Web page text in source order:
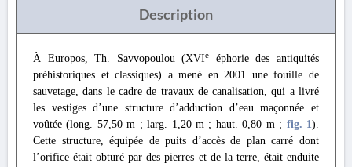
Description
À Europos, Th. Savvopoulou (XVIe
éphorie des antiquités
préhistoriques et classiques) a mené en 2001 une fouille de
sauvetage, dans le cadre de travaux de canalisation, qui a livré
les vestiges d’une structure d’adduction d’eau maçonnée et
voûtée (long. 57,50 m ; larg. 1,20 m ; haut. 0,80 m ; fig. 1).
Cette structure, équipée de puits d’accès de plan carré dont
l’orifice était obturé par des pierres et de la terre, était enduite